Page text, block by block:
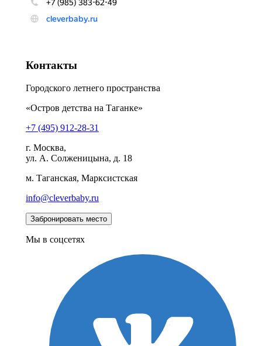
Контакты
Городского летнего пространства
«Остров детства на Таганке»
+7 (495) 912-28-31
г. Москва,
ул. А. Солженицына, д. 18
м. Таганская, Марксистская
info@cleverbaby.ru
Мы в соцсетях